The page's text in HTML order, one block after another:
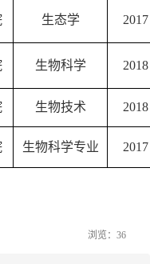
生态学 2017
生物科学 2018
生物技术 2018
生物科学专业 2017
浏览： 36